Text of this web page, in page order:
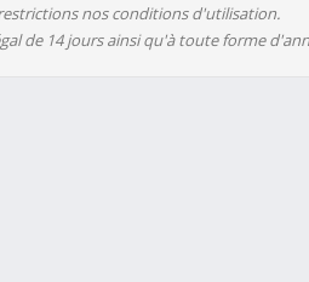
nos conditions d'utilisation.
de 14 jours ainsi qu'à toute forme